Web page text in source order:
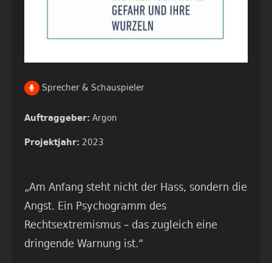
Sprecher & Schauspieler
Auftraggeber: Argon
Projektjahr: 2023
„Am Anfang steht nicht der Hass, sondern die
Angst. Ein Psychogramm des
Rechtsextremismus – das zugleich eine
dringende Warnung ist.“